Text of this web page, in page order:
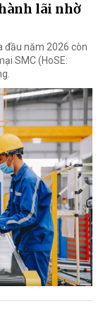
lãi nhờ
đầu năm 2026 còn
SMC (HoSE: